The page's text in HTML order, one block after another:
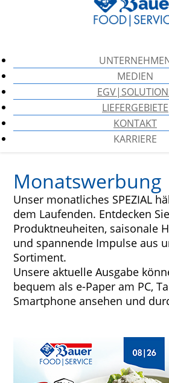
MEDIEN
LIEFERGEBIETE
KONTAKT
KARRIERE
Monatswerbung
Unser monatliches SPEZIAL
dem Laufenden. Entdecken
Produktneuheiten, saisonale
und spannende Impulse aus
Sortiment.
Unsere aktuelle Ausgabe
bequem als e-Paper am PC,
Smartphone ansehen und